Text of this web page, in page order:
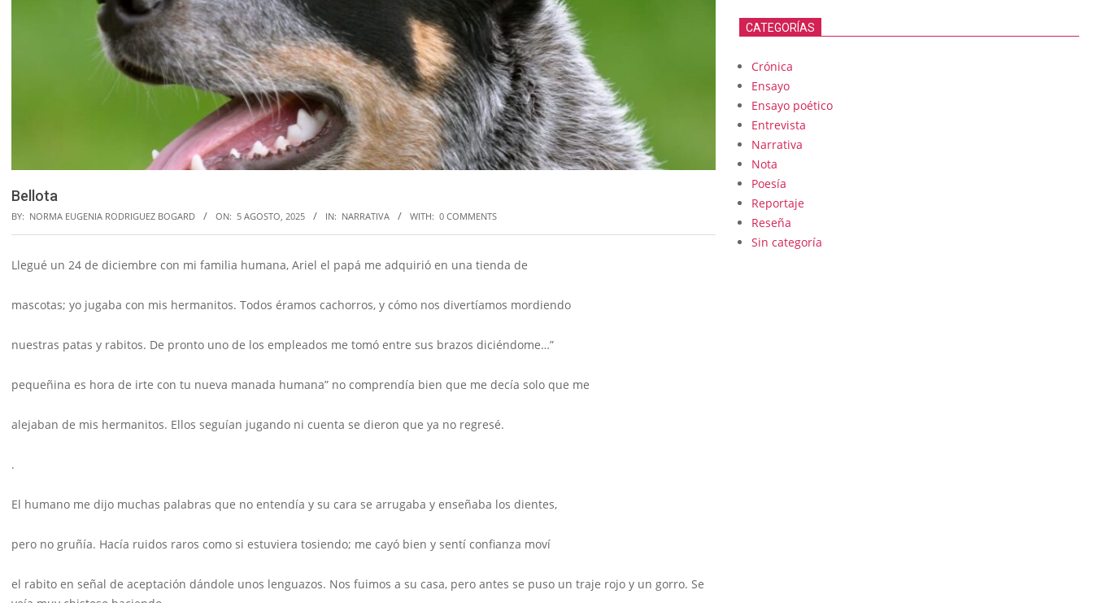
Bellota
BY: NORMA EUGENIA RODRIGUEZ BOGARD ON: 5 AGOSTO, 2025 IN: NARRATIVA WITH: 0 COMMENTS
Llegué un 24 de diciembre con mi familia humana, Ariel el papá me adquirió en una tienda de
mascotas; yo jugaba con mis hermanitos. Todos éramos cachorros, y cómo nos divertíamos mordiendo
nuestras patas y rabitos. De pronto uno de los empleados me tomó entre sus brazos diciéndome…”
pequeñina es hora de irte con tu nueva manada humana” no comprendía bien que me decía solo que me
alejaban de mis hermanitos. Ellos seguían jugando ni cuenta se dieron que ya no regresé.
.
El humano me dijo muchas palabras que no entendía y su cara se arrugaba y enseñaba los dientes,
pero no gruñía. Hacía ruidos raros como si estuviera tosiendo; me cayó bien y sentí confianza moví
el rabito en señal de aceptación dándole unos lenguazos. Nos fuimos a su casa, pero antes se puso un traje rojo y un gorro. Se
CATEGORÍAS
Crónica
Ensayo
Ensayo poético
Entrevista
Narrativa
Nota
Poesía
Reportaje
Reseña
Sin categoría